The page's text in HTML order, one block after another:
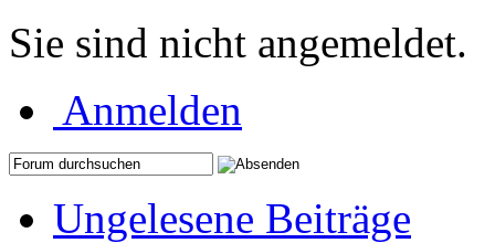
Sie sind nicht angemeldet.
Anmelden
Ungelesene Beiträge